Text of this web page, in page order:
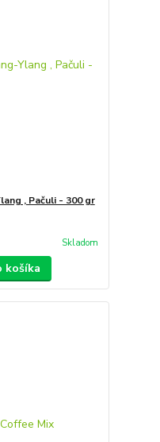
, Pačuli - 300 gr
Skladom
košíka